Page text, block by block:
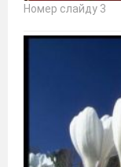
Номер слайду 3